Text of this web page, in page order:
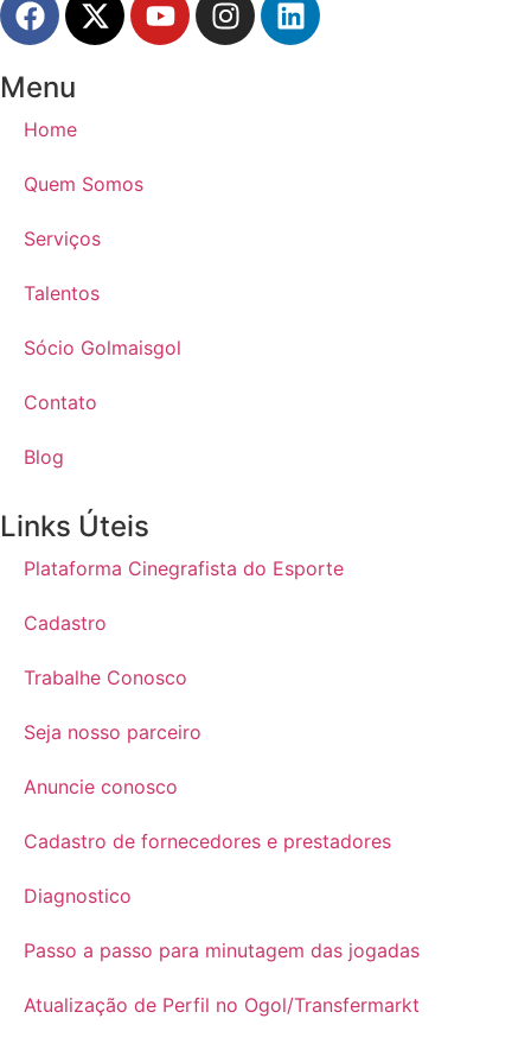
Menu
Home
Quem Somos
Serviços
Talentos
Sócio Golmaisgol
Contato
Blog
Links Úteis
Plataforma Cinegrafista do Esporte
Cadastro
Trabalhe Conosco
Seja nosso parceiro
Anuncie conosco
Cadastro de fornecedores e prestadores
Diagnostico
Passo a passo para minutagem das jogadas
Atualização de Perfil no Ogol/Transfermarkt